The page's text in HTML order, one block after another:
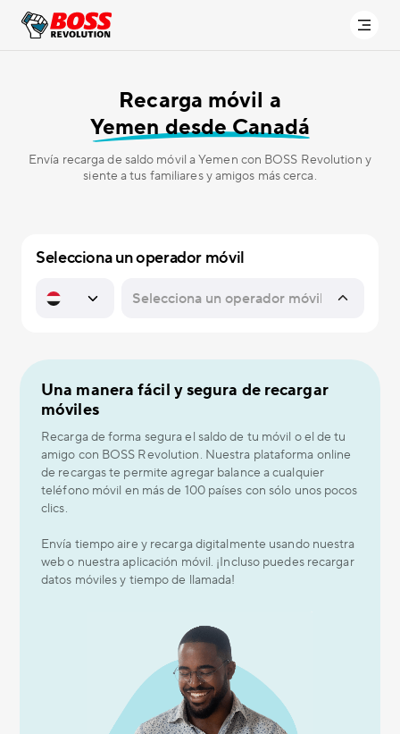
Recarga móvil a
Yemen desde Canadá
Envía recarga de saldo móvil a Yemen con BOSS Revolution y
siente a tus familiares y amigos más cerca.
Selecciona un operador móvil
Una manera fácil y segura de recargar
móviles
Recarga de forma segura el saldo de tu móvil o el de tu
amigo con BOSS Revolution. Nuestra plataforma online
de recargas te permite agregar balance a cualquier
teléfono móvil en más de 100 países con sólo unos pocos
clics.
Envía tiempo aire y recarga digitalmente usando nuestra
web o nuestra aplicación móvil. ¡Incluso puedes recargar
datos móviles y tiempo de llamada!